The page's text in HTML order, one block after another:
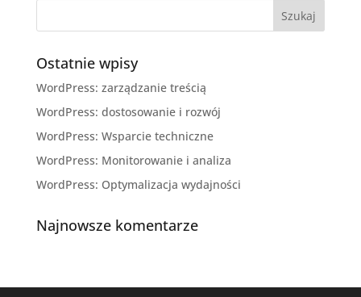
Ostatnie wpisy
WordPress: zarządzanie treścią
WordPress: dostosowanie i rozwój
WordPress: Wsparcie techniczne
WordPress: Monitorowanie i analiza
WordPress: Optymalizacja wydajności
Najnowsze komentarze